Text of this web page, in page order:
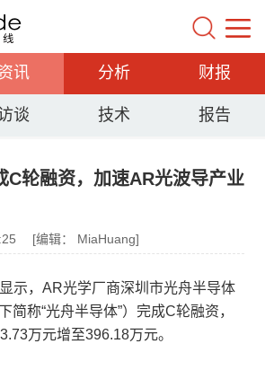
讯 分析 财报
谈 技术 报告
C轮融资，加速AR光波导产业
[编辑： MiaHuang]
示，AR光学厂商深圳市光舟半导体
简称“光舟半导体”）完成C轮融资，
万元增至396.18万元。